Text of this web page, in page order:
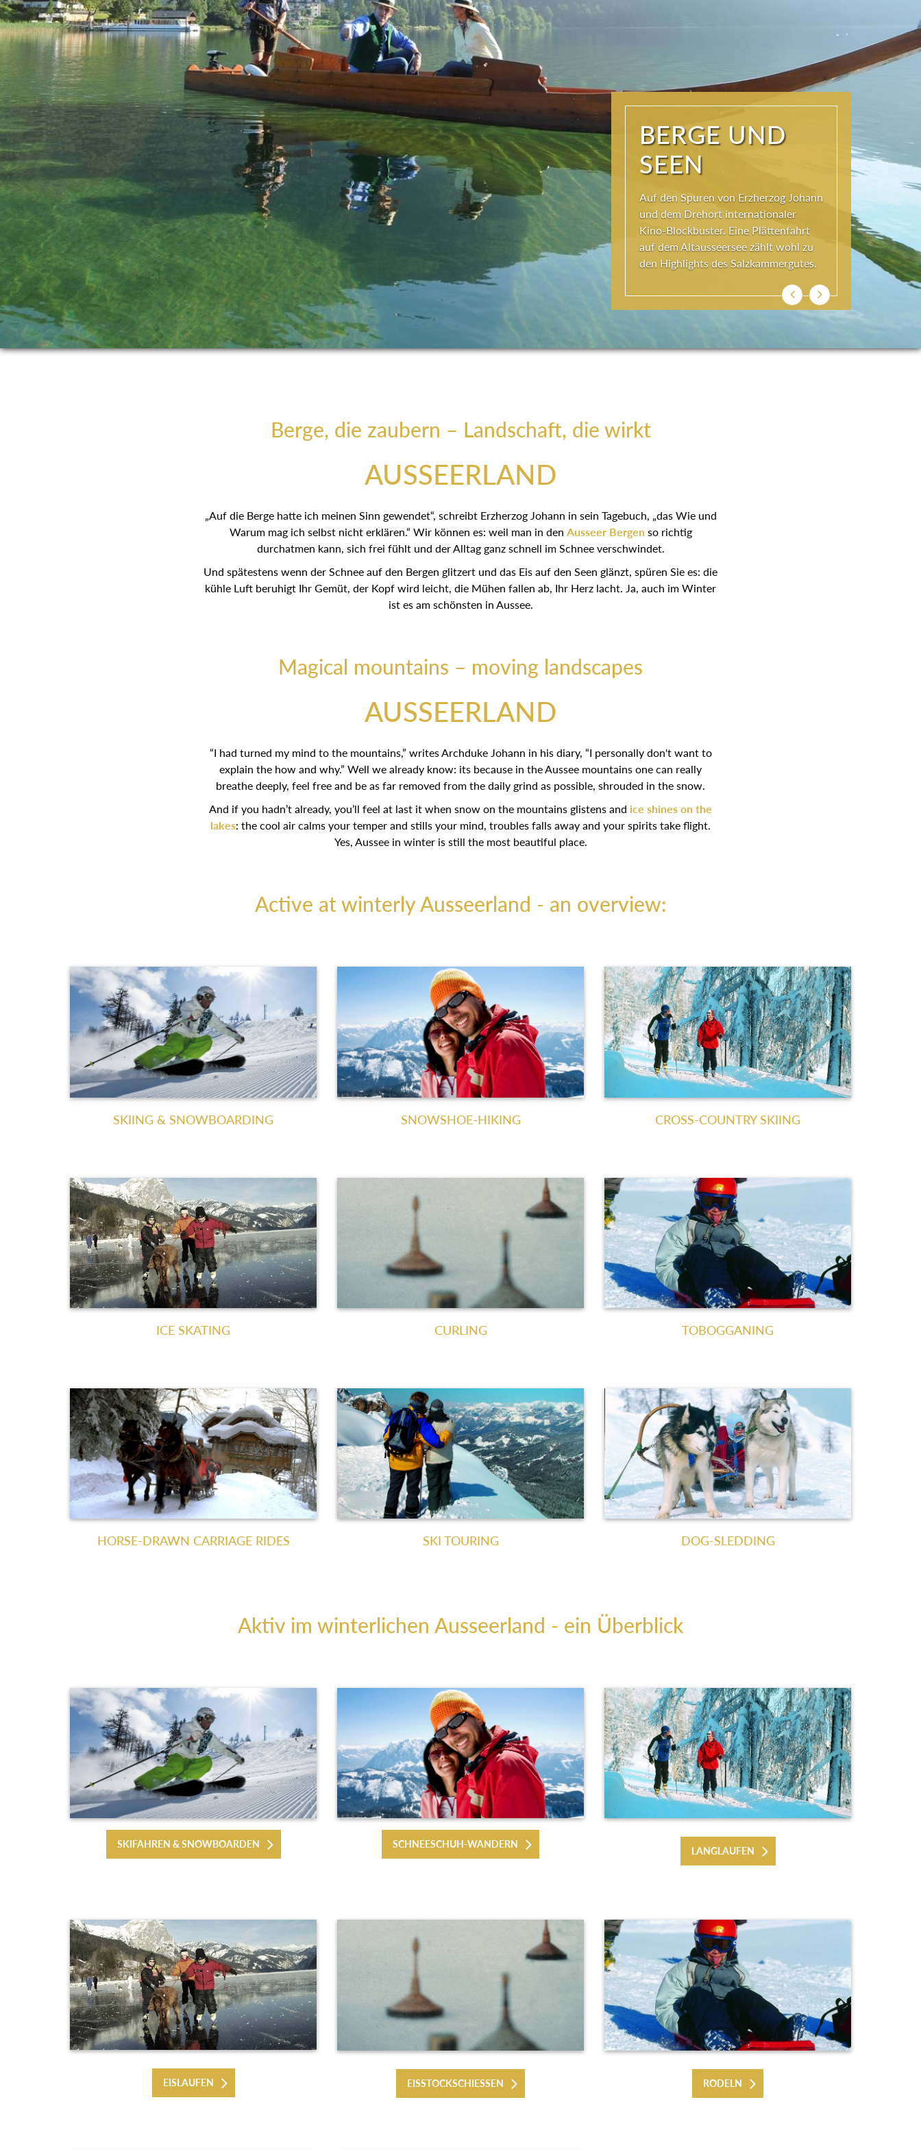
NATUR PUR
Ausseerland neue Kraft und viel
Inspiration. Das Wirkungsvermögen
kommt aus der Natur und ihren
ewigen Gestalten – den Bergen und
Seen.
Previous
Next
Berge, die zaubern – Landschaft, die wirkt
AUSSEERLAND
„Auf die Berge hatte ich meinen Sinn gewendet“, schreibt Erzherzog Johann in sein Tagebuch, „das Wie und
Warum mag ich selbst nicht erklären.“ Wir können es: weil man in den Ausseer Bergen so richtig
durchatmen kann, sich frei fühlt und der Alltag ganz schnell im Schnee verschwindet.
Und spätestens wenn der Schnee auf den Bergen glitzert und das Eis auf den Seen glänzt, spüren Sie es: die
kühle Luft beruhigt Ihr Gemüt, der Kopf wird leicht, die Mühen fallen ab, Ihr Herz lacht. Ja, auch im Winter
ist es am schönsten in Aussee.
Magical mountains – moving landscapes
AUSSEERLAND
“I had turned my mind to the mountains,” writes Archduke Johann in his diary, “I personally don't want to
explain the how and why.” Well we already know: its because in the Aussee mountains one can really
breathe deeply, feel free and be as far removed from the daily grind as possible, shrouded in the snow.
And if you hadn’t already, you’ll feel at last it when snow on the mountains glistens and ice shines on the
lakes: the cool air calms your temper and stills your mind, troubles falls away and your spirits take flight.
Yes, Aussee in winter is still the most beautiful place.
Active at winterly Ausseerland - an overview:
SKIING & SNOWBOARDING SNOWSHOE-HIKING CROSS-COUNTRY SKIING
ICE SKATING CURLING TOBOGGANING
HORSE-DRAWN CARRIAGE RIDES SKI TOURING DOG-SLEDDING
Aktiv im winterlichen Ausseerland - ein Überblick
SKIFAHREN & SNOWBOARDEN SCHNEESCHUH-WANDERN
LANGLAUFEN
EISLAUFEN EISSTOCKSCHIESSEN RODELN